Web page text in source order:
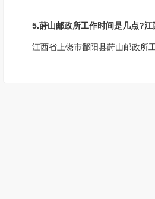
5.莳山邮政所工作时间是几点?
江西省上饶市鄱阳县莳山邮政所